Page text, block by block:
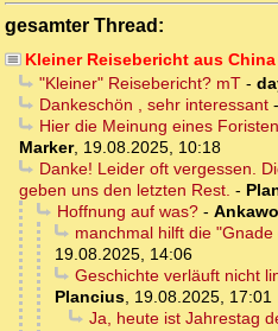
gesamter Thread:
Kleiner Reisebericht aus China
"Kleiner" Reisebericht? mT-
Dankeschön , sehr interessant-
Hier die Meinung eines
Marker, 19.08.2025, 10:18
Danke! Leider oft vergessen.
geben uns den letzten Rest. -
Hoffnung auf was?-
manchmal hilft die
19.08.2025, 14:06
Geschichte verläuft nicht
Plancius, 19.08.2025, 17:01
Ja, heute ist Jahrestag